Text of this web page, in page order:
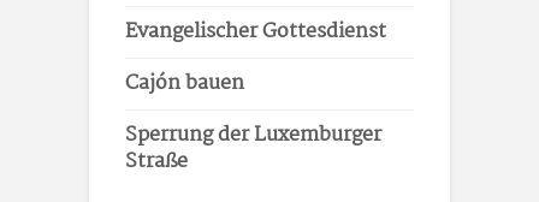
Evangelischer Gottesdienst
Cajón bauen
Sperrung der Luxemburger
Straße